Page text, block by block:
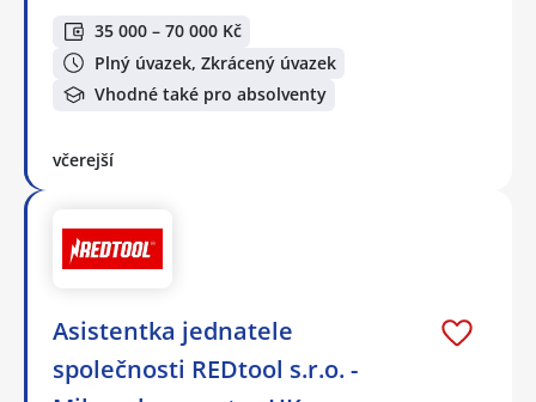
35 000 – 70 000 Kč
Plný úvazek, Zkrácený úvazek
Vhodné také pro absolventy
včerejší
Asistentka jednatele
společnosti REDtool s.r.o. -